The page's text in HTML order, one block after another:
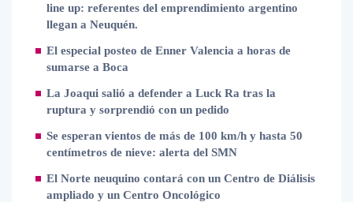
line up: referentes del emprendimiento argentino
llegan a Neuquén.
El especial posteo de Enner Valencia a horas de
sumarse a Boca
La Joaqui salió a defender a Luck Ra tras la
ruptura y sorprendió con un pedido
Se esperan vientos de más de 100 km/h y hasta 50
centímetros de nieve: alerta del SMN
El Norte neuquino contará con un Centro de Diálisis
ampliado y un Centro Oncológico